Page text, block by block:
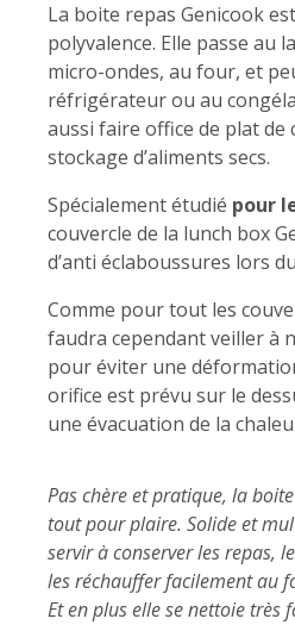
La boite repas Genicook
polyvalence. Elle passe au
micro-ondes, au four, et
réfrigérateur ou au
aussi faire office de plat de
stockage d’aliments secs.
Spécialement étudié pour
couvercle de la lunch box
d’anti éclaboussures lors
Comme pour tout les
faudra cependant veiller à
pour éviter une
orifice est prévu sur le
une évacuation de la
Pas chère et pratique, la
tout pour plaire. Solide et
servir à conserver les repas,
les réchauffer facilement au
Et en plus elle se nettoie très